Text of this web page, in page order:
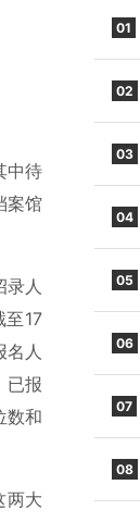
中待
案馆
人
17
人
已报
数和
两大
01
02
03
04
05
06
07
08